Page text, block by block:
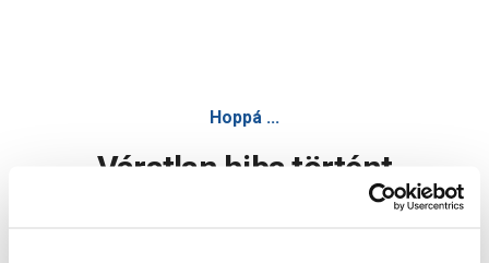
Hoppá ...
Váratlan hiba történt